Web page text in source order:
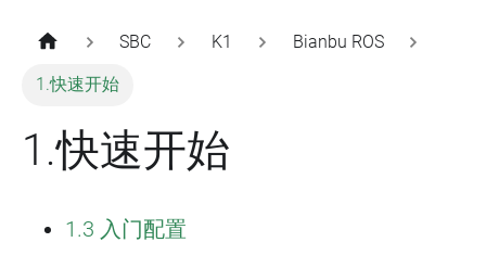
SBC K1 Bianbu ROS
1.快速开始
1.快速开始
1.3 入门配置